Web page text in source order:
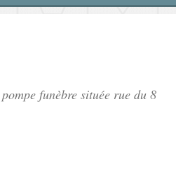
funèbre située rue du 8